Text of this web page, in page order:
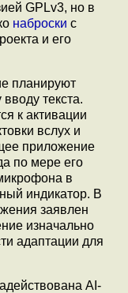
GPLv3, но в
наброски с
и его
планируют
текста.
к активации
вслух и
приложение
по мере его
в
индикатор. В
заявлен
изначально
адаптации для
AI-